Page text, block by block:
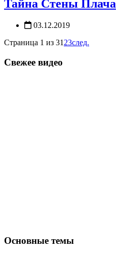
Тайна Стены Плача
03.12.2019
Страница 1 из 31 23след.
Свежее видео
Основные темы